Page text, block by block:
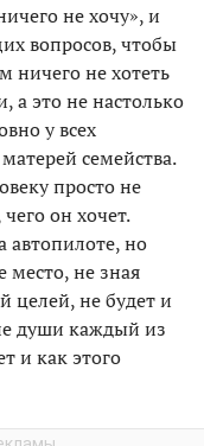
не хочу», и
вопросов, чтобы
ничего не хотеть
а это не настолько
у всех
семейства.
просто не
он хочет.
автопилоте, но
не зная
целей, не будет и
души каждый из
и как этого